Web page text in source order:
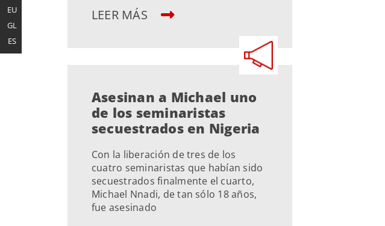
LEER MÁS
Asesinan a Michael uno
de los seminaristas
secuestrados en Nigeria
Con la liberación de tres de los
cuatro seminaristas que habían sido
secuestrados finalmente el cuarto,
Michael Nnadi, de tan sólo 18 años,
fue asesinado
EU
GL
ES